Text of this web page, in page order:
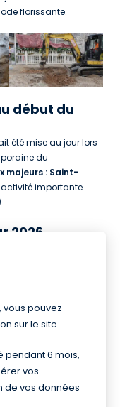
florissante.
début du
été mise au jour lors
du
majeurs : Saint-
importante
2026
dans ce
vous pouvez
sur le site.
pendant 6 mois,
vos
de vos données